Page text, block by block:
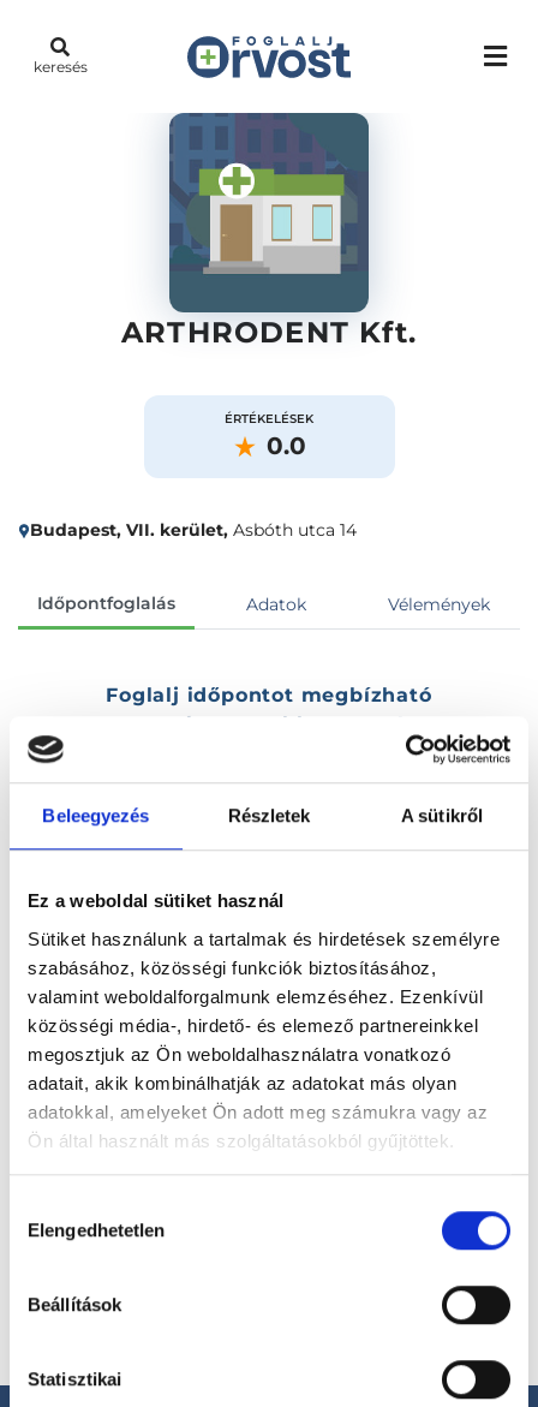
Beleegyezés Részletek A sütikről
Ez a weboldal sütiket használ
Sütiket használunk a tartalmak és hirdetések személyre
szabásához, közösségi funkciók biztosításához,
valamint weboldalforgalmunk elemzéséhez. Ezenkívül
közösségi média-, hirdető- és elemező partnereinkkel
megosztjuk az Ön weboldalhasználatra vonatkozó
adatait, akik kombinálhatják az adatokat más olyan
adatokkal, amelyeket Ön adott meg számukra vagy az
Ön által használt más szolgáltatásokból gyűjtöttek.
szabályzat:https://foglaljorvost.hu/info/foglaljorvost-
kiválasztása
Elengedhetetlen
Beállítások
Statisztikai
keresés
ARTHRODENT Kft.
ÉRTÉKELÉSEK
0.0
Budapest, VII. kerület, Asbóth utca 14
Időpontfoglalás Adatok Vélemények
Foglalj időpontot megbízható
magánorvosokhoz most!
Válassz szakterületet
Válassz helyszínt